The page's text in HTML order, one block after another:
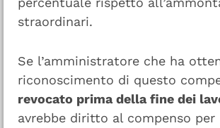
straordinari.
Se l’amministratore che ha
riconoscimento di questo
revocato prima della fine dei
avrebbe diritto al compenso per